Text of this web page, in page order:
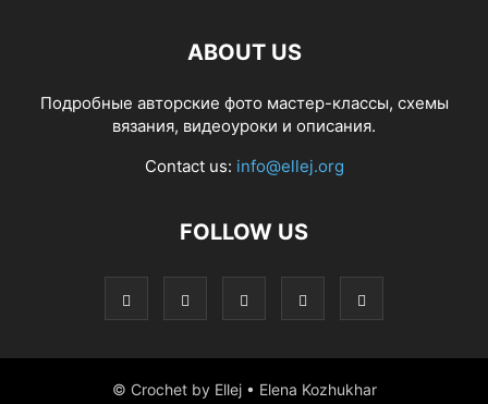
ABOUT US
Подробные авторские фото мастер-классы, схемы
вязания, видеоуроки и описания.
Contact us: info@ellej.org
FOLLOW US
© Crochet by Ellej • Elena Kozhukhar